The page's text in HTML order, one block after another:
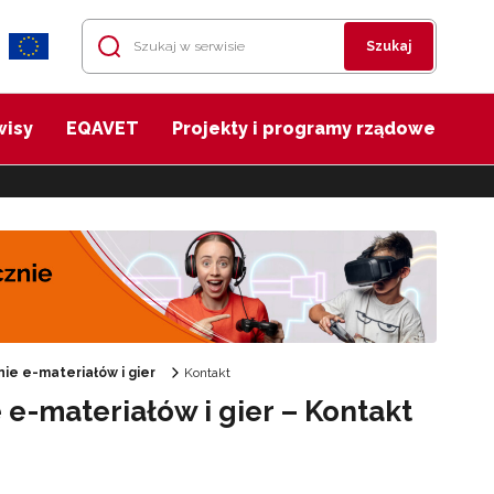
Szukaj
EQAVET Projekty i programy rządowe
e-materiałów i gier Kontakt
materiałów i gier – Kontakt